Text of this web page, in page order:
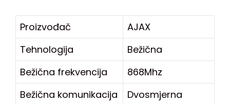
Proizvođač
AJAX
Tehnologija
Bežična
Bežična frekvencija
868Mhz
Bežična komunikacija
Dvosmjerna